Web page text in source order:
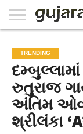
PAPER
NATIONAL
WORLD
BUSINESS
SPORTS
GUJARAT
OPINION
MORE
TRENDING
રુતુરાજ
અંતિમ
શ્રીલંકા